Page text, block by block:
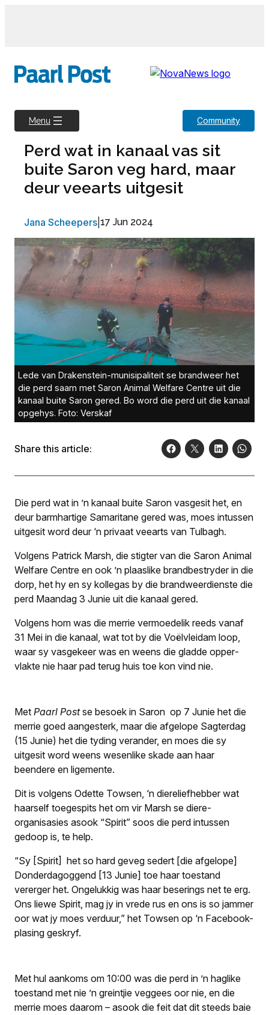
Menu Community
Perd wat in kanaal vas sit
buite Saron veg hard, maar
deur veearts uitgesit
Jana Scheepers 17 Jun 2024
Lede van Drakenstein-munisipaliteit se brandweer het
die perd saam met Saron Animal Welfare Centre uit die
kanaal buite Saron gered. Bo word die perd uit die kanaal
opgehys. Foto: Verskaf
Share this article:
Die perd wat in ’n kanaal buite Saron vasgesit het, en
deur barmhartige Samaritane gered was, moes intussen
uitgesit word deur ‘n privaat veearts van Tulbagh.
Volgens Patrick Marsh, die stigter van die Saron Animal
Welfare Centre en ook ’n plaaslike brandbestryder in die
dorp, het hy en sy kollegas by die brandweerdienste die
perd Maandag 3 Junie uit die kanaal gered.
Volgens hom was die merrie vermoedelik reeds vanaf
31 Mei in die kanaal, wat tot by die Voëlvleidam loop,
waar sy vasgekeer was en weens die gladde opper­
vlakte nie haar pad terug huis toe kon vind nie.
Met Paarl Postse besoek in Saron op 7 Junie het die
merrie goed aangesterk, maar die afgelope Sagterdag
(15 Junie) het die tyding verander, en moes die sy
uitgesit word weens wesenlike skade aan haar
beendere en ligemente.
Dit is volgens Odette Towsen, ‘n diereliefhebber wat
haarself toegespits het om vir Marsh se diere-
organisasies asook “Spirit” soos die perd intussen
gedoop is, te help.
“Sy [Spirit] het so hard geveg sedert [die afgelope]
Donderdagoggend [13 Junie] toe haar toestand
vererger het. Ongelukkig was haar beserings net te erg.
Ons liewe Spirit, mag jy in vrede rus en ons is so jammer
oor wat jy moes verduur,” het Towsen op ‘n Facebook-
plasing geskryf.
Met hul aankoms om 10:00 was die perd in ’n haglike
toestand met nie ’n greintjie veggees oor nie, en die
merrie moes daarom – asook die feit dat dit steeds baie